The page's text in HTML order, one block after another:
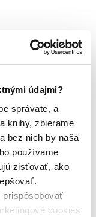
údajmi?
správate, a
knihy, zbierame
bez nich by naša
používame
zisťovať, ako
prispôsobovať
cookies
dostupná (bez
- výborný stav
čítaná - mierne
čítané verzie